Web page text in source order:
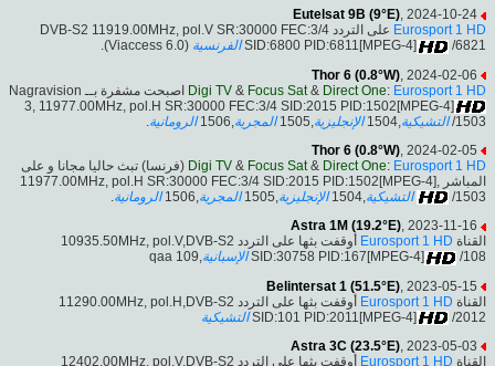
Eutelsat 9B (9°E), 2024-10-24
Eurosport 1 HD
على التردد DVB-S2 11919.00MHz, pol.V SR:30000 FEC:3/4
SID:6800 PID:6811[MPEG-4]
/6821 الفرنسية (Viaccess 6.0).
Thor 6 (0.8°W) , 2024-02-06
Digi TV & Focus Sat& Direct One: Eurosport 1 HD
اصبحت مشفرة بــ Nagravision
3, 11977.00MHz, pol.H SR:30000 FEC:3/4 SID:2015 PID:1502[MPEG-4]
/1503 التشيكية,1504 الإنجليزية,1505 المجرية,1506 الرومانية.
Thor 6 (0.8°W), 2024-02-05
Digi TV & Focus Sat& Direct One: Eurosport 1 HD
(فرنسا) تبث حاليا مجانا و على
المباشر ,11977.00MHz, pol.H SR:30000 FEC:3/4 SID:2015 PID:1502[MPEG-4]
/1503
التشيكية,1504 الإنجليزية,1505 المجرية,1506 الرومانية.
Astra 1M (19.2°E), 2023-11-16
القناة Eurosport 1 HD
أوقفت بثها على التردد 10935.50MHz, pol.V,DVB-S2
SID:30758 PID:167[MPEG-4]
/108 الإسبانية,109 qaa
Belintersat 1 (51.5°E) , 2023-05-15
القناة Eurosport 1 HD
أوقفت بثها على التردد 11290.00MHz, pol.H,DVB-S2
SID:101 PID:2011[MPEG-4]
/2012
التشيكية
Astra 3C (23.5°E), 2023-05-03
القناة Eurosport 1 HD
أوقفت بثها على التردد 12402.00MHz, pol.V,DVB-S2